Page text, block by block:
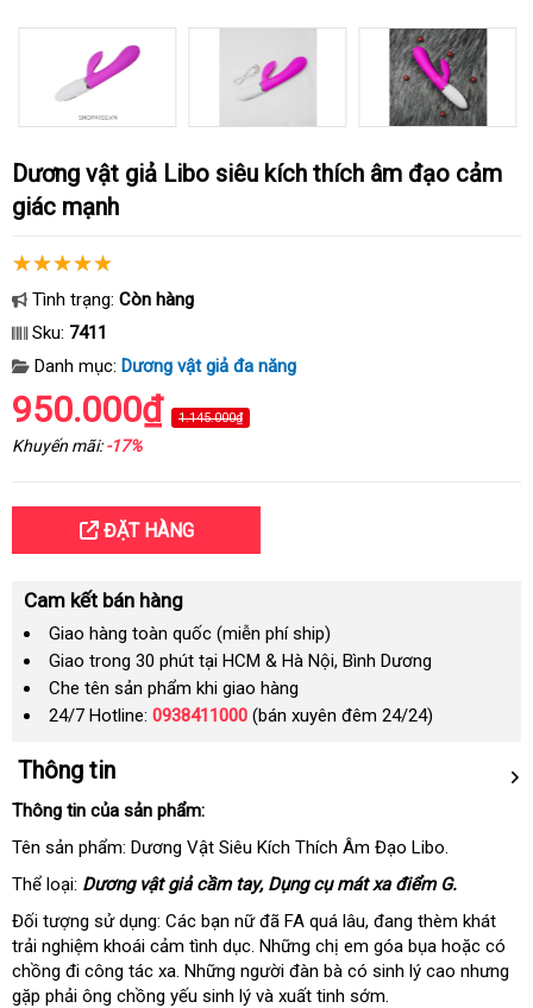
Dương vật giả Libo siêu kích thích âm đạo cảm
giác mạnh
Tình trạng: Còn hàng
Sku: 7411
Danh mục: Dương vật giả đa năng
950.000₫ 1.145.000₫
Khuyến mãi:-17%
ĐẶT HÀNG
Cam kết bán hàng
Giao hàng toàn quốc (miễn phí ship)
Giao trong 30 phút tại HCM & Hà Nội, Bình Dương
Che tên sản phẩm khi giao hàng
24/7 Hotline: 0938411000 (bán xuyên đêm 24/24)
Thông tin
Thông tin đắt
nhất
của sản phẩm:
Tên sản phẩm: Dương Vật Siêu Kích Thích Âm Đạo Libo.
Thể loại: Dương vật giả cầm tayphụ
kiện
, Dụng cụ mát xa điểm G.
Đối tượng sử dụng: Các bạn nữlấy
hàng
đã FA shopee
quá lâuchính
hãng
, đang thèm khát
trải nghiệm khoái cảm tình dụccó
nên
chọn
. đẹp
Những chị em góa bụa cao
cấp
hoặc có
chồng đi công tác xagiảm
giá
. nhập
khẩu
Những người đàn bà có sinh lý cao Mỹ
nhưng
gặp phải ông chồng yếu sinh lý lắp
và xuất tinh sớm.